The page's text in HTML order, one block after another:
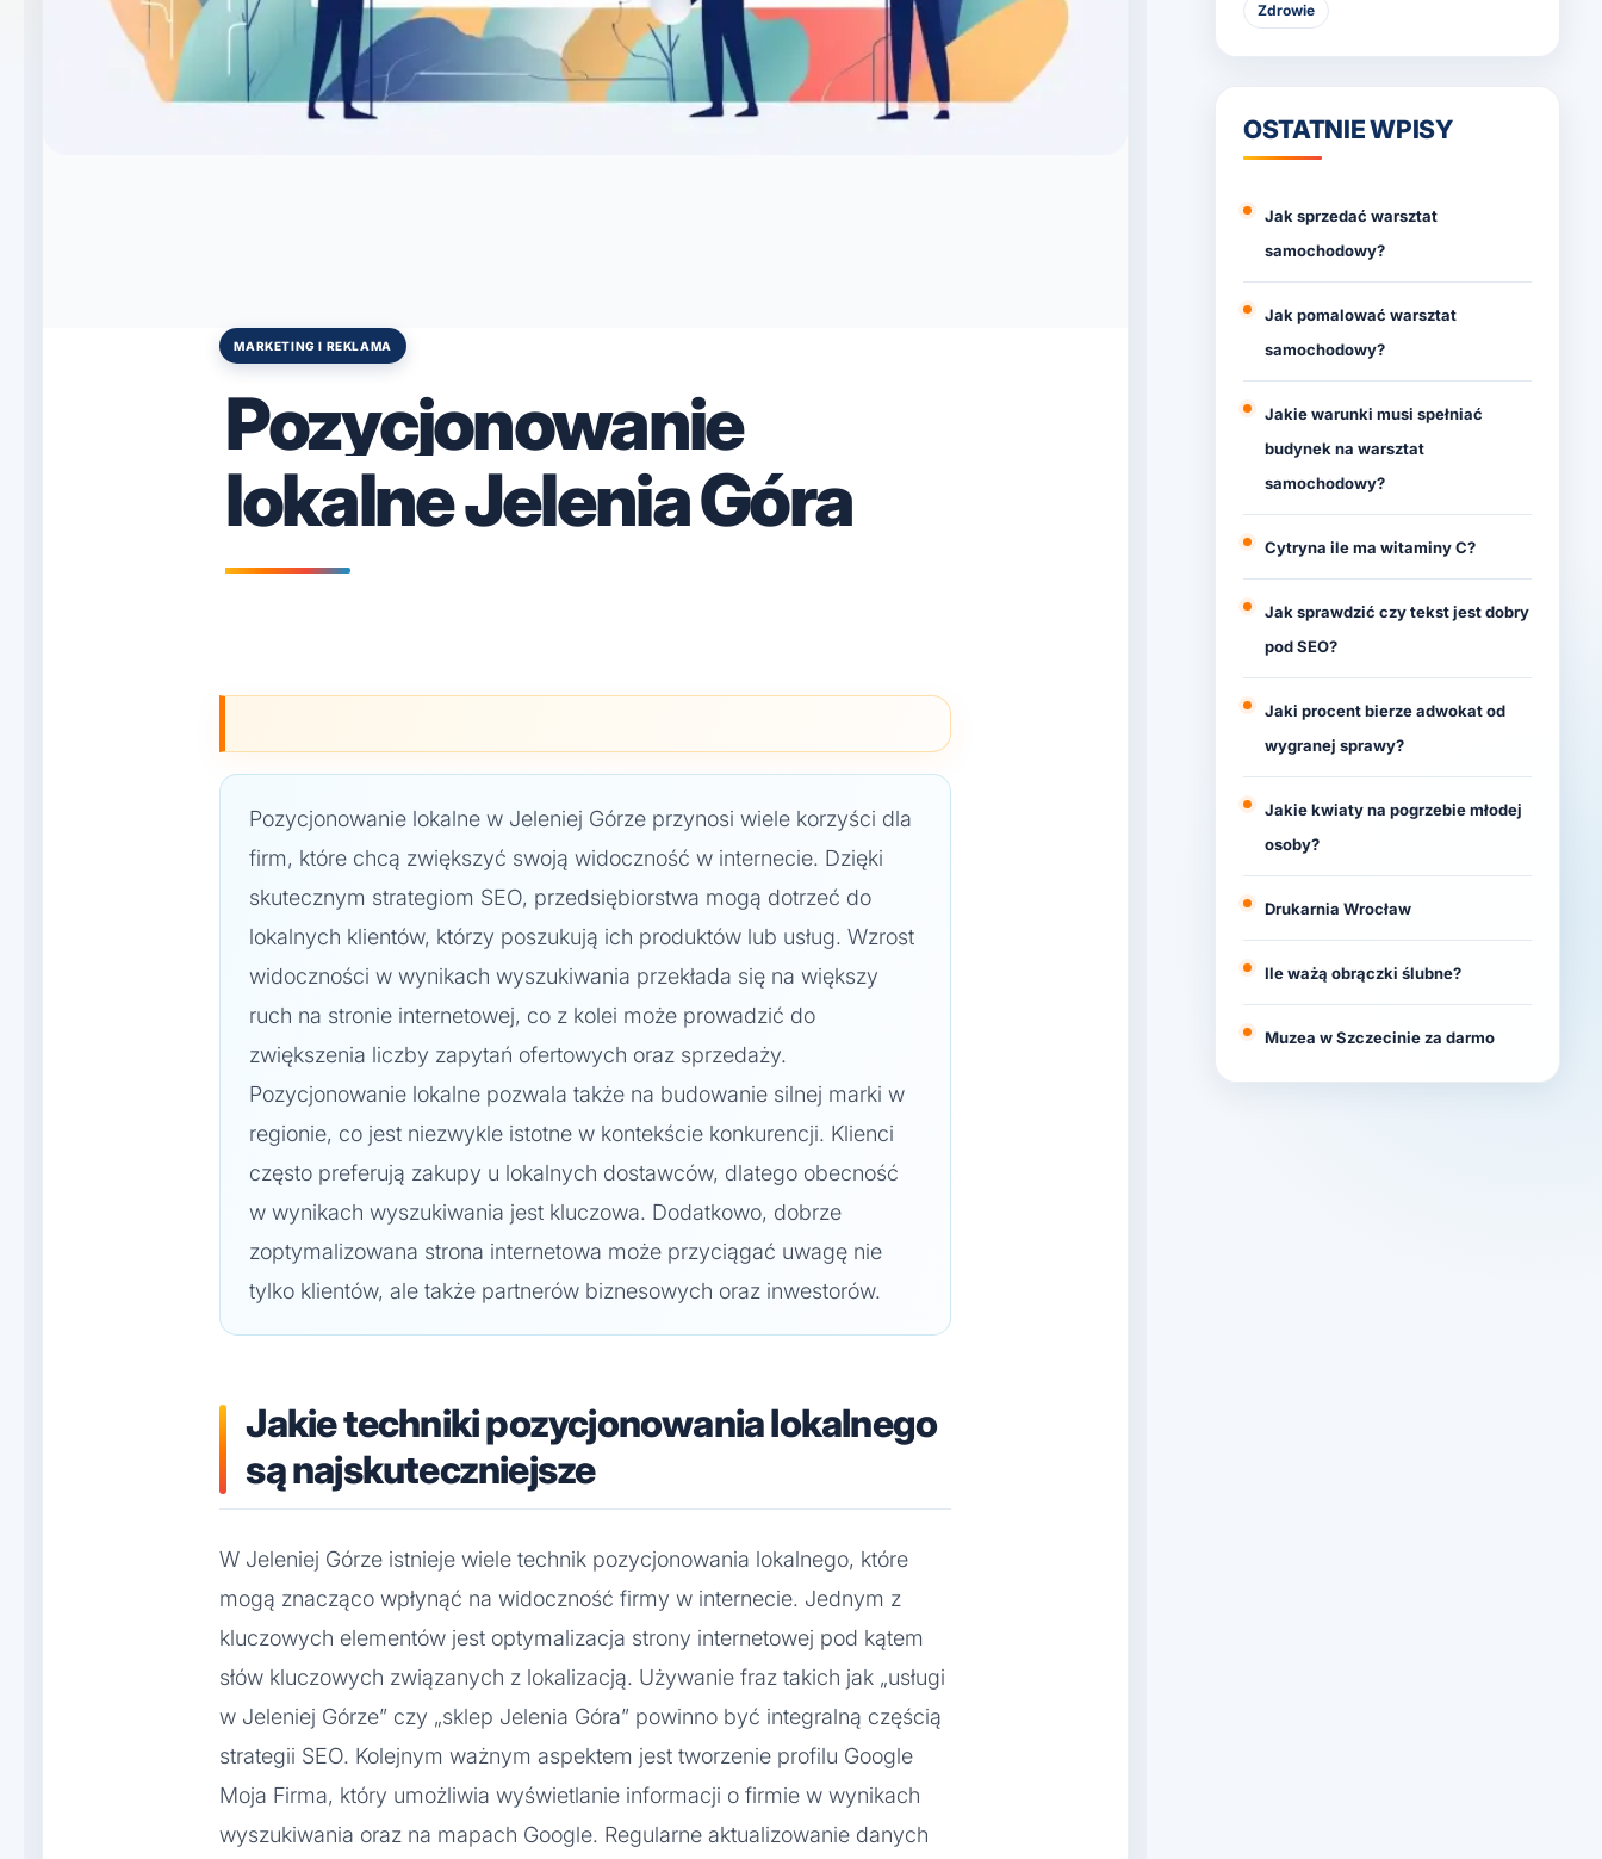
Posted
MARKETING I REKLAMA
Pozycjonowanie
lokalne Jelenia Góra
Pozycjonowanie lokalne w Jeleniej Górze przynosi wiele korzyści dla
firm, które chcą zwiększyć swoją widoczność w internecie. Dzięki
skutecznym strategiom SEO, przedsiębiorstwa mogą dotrzeć do
lokalnych klientów, którzy poszukują ich produktów lub usług. Wzrost
widoczności w wynikach wyszukiwania przekłada się na większy
ruch na stronie internetowej, co z kolei może prowadzić do
zwiększenia liczby zapytań ofertowych oraz sprzedaży.
Pozycjonowanie lokalne pozwala także na budowanie silnej marki w
regionie, co jest niezwykle istotne w kontekście konkurencji. Klienci
często preferują zakupy u lokalnych dostawców, dlatego obecność
w wynikach wyszukiwania jest kluczowa. Dodatkowo, dobrze
zoptymalizowana strona internetowa może przyciągać uwagę nie
tylko klientów, ale także partnerów biznesowych oraz inwestorów.
Jakie techniki pozycjonowania lokalnego
są najskuteczniejsze
W Jeleniej Górze istnieje wiele technik pozycjonowania lokalnego, które
mogą znacząco wpłynąć na widoczność firmy w internecie. Jednym z
kluczowych elementów jest optymalizacja strony internetowej pod kątem
słów kluczowych związanych z lokalizacją. Używanie fraz takich jak „usługi
w Jeleniej Górze” czy „sklep Jelenia Góra” powinno być integralną częścią
strategii SEO. Kolejnym ważnym aspektem jest tworzenie profilu Google
Moja Firma, który umożliwia wyświetlanie informacji o firmie w wynikach
wyszukiwania oraz na mapach Google. Regularne aktualizowanie danych
Zdrowie
OSTATNIE WPISY
Jak sprzedać warsztat
samochodowy?
Jak pomalować warsztat
samochodowy?
Jakie warunki musi spełniać
budynek na warsztat
samochodowy?
Cytryna ile ma witaminy C?
Jak sprawdzić czy tekst jest dobry
pod SEO?
Jaki procent bierze adwokat od
wygranej sprawy?
Jakie kwiaty na pogrzebie młodej
osoby?
Drukarnia Wrocław
Ile ważą obrączki ślubne?
Muzea w Szczecinie za darmo